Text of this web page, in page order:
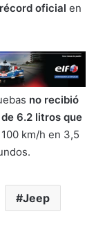
récord oficial en
no recibió
6.2 litros que
km/h en 3,5
Jeep